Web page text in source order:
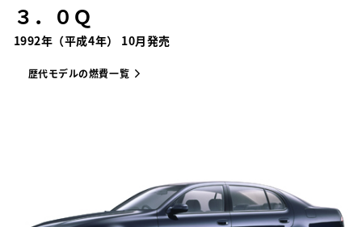
３．０Ｑ
1992年（平成4年） 10月発売
歴代モデルの燃費一覧